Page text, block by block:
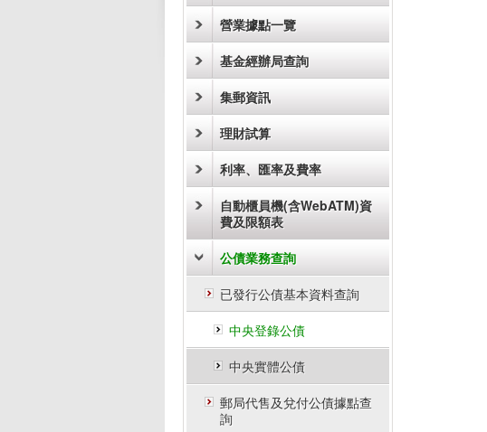
營業據點一覽
基金經辦局查詢
集郵資訊
理財試算
利率、匯率及費率
自動櫃員機(含WebATM)資
費及限額表
公債業務查詢
已發行公債基本資料查詢
中央登錄公債
中央實體公債
郵局代售及兌付公債據點查
詢